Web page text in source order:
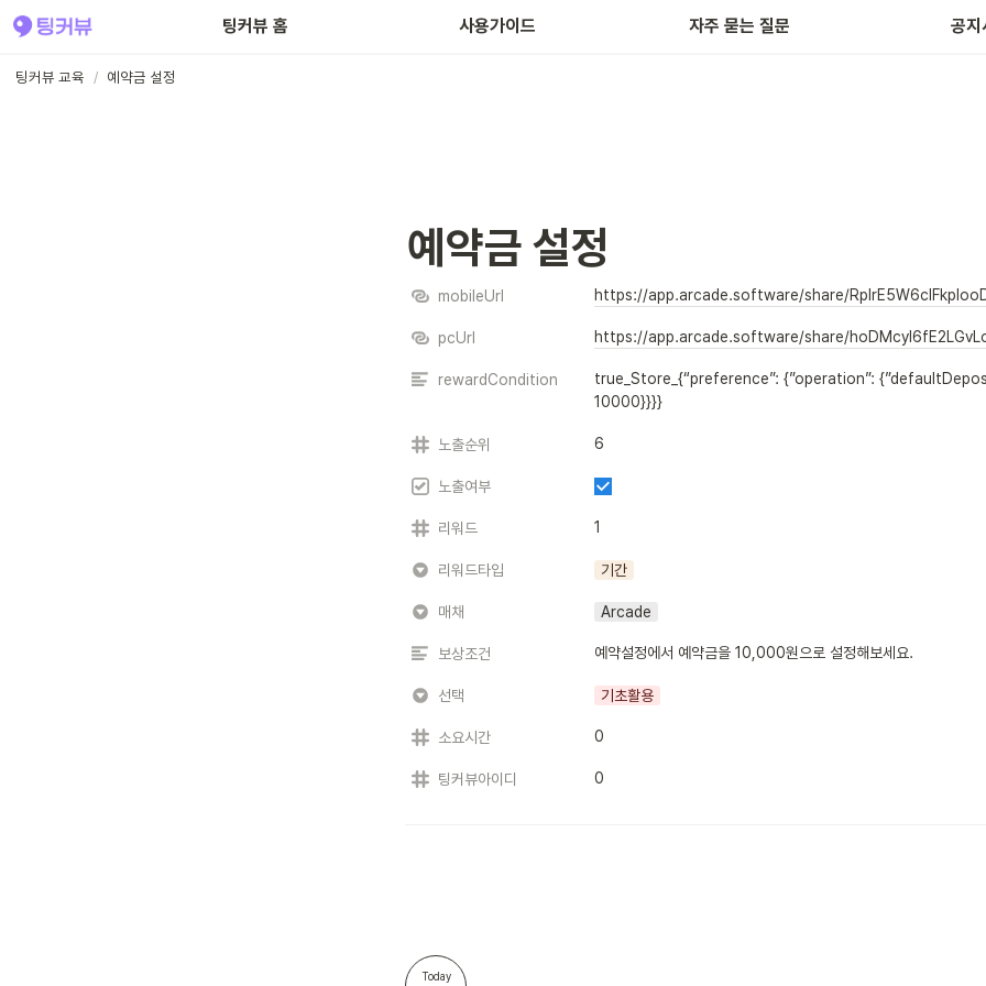
팅커뷰 홈 사용가이드 자주 묻는 질문 공지
팅커뷰 교육 / 예약금 설정
예약금 설정
mobileUrl https://app.arcade.software/share/
pcUrl https://app.arcade.software/share/
rewardCondition
true_Store_{“preference”: {”operation”:
10000}}}}
노출순위 6
노출여부
리워드 1
리워드타입 기간
매채 Arcade
보상조건 예약설정에서 예약금을 10,000원으로 설정해보세요.
선택 기초활용
소요시간 0
팅커뷰아이디 0
Today